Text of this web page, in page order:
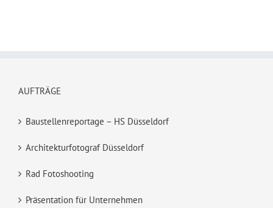
AUFTRÄGE
Baustellenreportage – HS Düsseldorf
Architekturfotograf Düsseldorf
Rad Fotoshooting
Präsentation für Unternehmen